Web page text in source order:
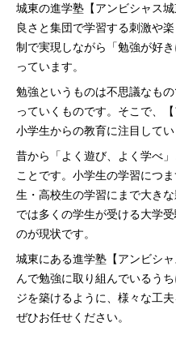
城東の進学塾【アンビシャス
良さと集団で学習する刺激や
制で実現しながら「勉強が好
っています。
勉強というものは不思議なも
っていくものです。そこで、
小学生からの教育に注目してい
昔から「よく遊び、よく学べ
ことです。小学生の学習につ
生・高校生の学習にまで大き
では多くの学生が受ける大学
のが現状です。
城東にある進学塾【アンビシ
んで勉強に取り組んでいるう
ジを築けるように、様々な工
ぜひお任せください。